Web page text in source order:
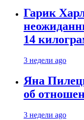
Гарик
14
3 недели ago
Яна
об
3 недели ago